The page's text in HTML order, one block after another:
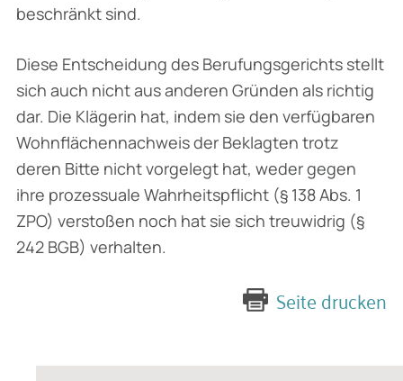
beschränkt sind.
Diese Entscheidung des Berufungsgerichts stellt
sich auch nicht aus anderen Gründen als richtig
dar. Die Klägerin hat, indem sie den verfügbaren
Wohnflächennachweis der Beklagten trotz
deren Bitte nicht vorgelegt hat, weder gegen
ihre prozessuale Wahrheitspflicht (§ 138 Abs. 1
ZPO) verstoßen noch hat sie sich treuwidrig (§
242 BGB) verhalten.
Seite drucken